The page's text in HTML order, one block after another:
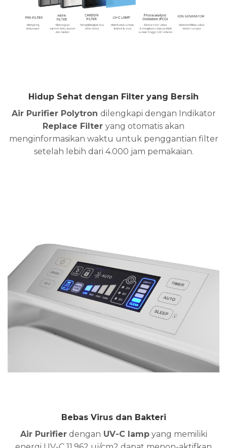
Hidup Sehat dengan Filter yang Bersih
Air Purifier Polytron dilengkapi dengan Indikator
Replace Filter yang otomatis akan
menginformasikan waktu untuk penggantian filter
setelah lebih dari 4.000 jam pemakaian.
Bebas Virus dan Bakteri
Air Purifierdengan UV-C lampyang memiliki